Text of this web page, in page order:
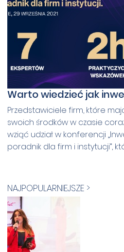
Warto wiedzieć jak
Przedstawiciele firm, które
swoich środków w czasie
wziąć udział w konferencji
poradnik dla firm i instytucji”,
NAJPOPULARNIEJSZE >